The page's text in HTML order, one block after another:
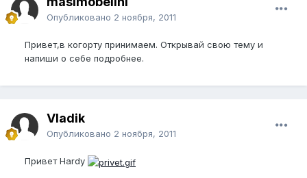
Опубликовано 2 ноября, 2011
Привет,в когорту принимаем. Открывай свою тему и
напиши о себе подробнее.
Vladik
Опубликовано 2 ноября, 2011
Привет Hardy